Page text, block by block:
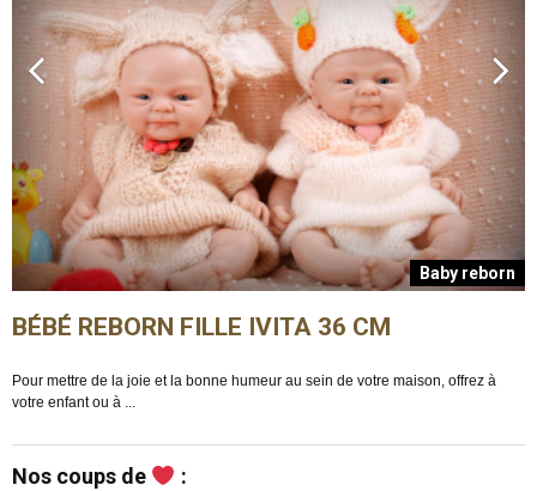
Baby reborn
BÉBÉ REBORN FILLE IVITA 36 CM
Pour mettre de la joie et la bonne humeur au sein de votre maison, offrez à
votre enfant ou à ...
Nos coups de :